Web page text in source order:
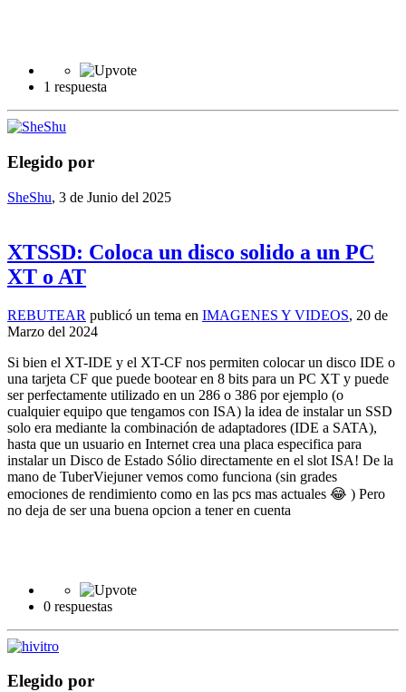
1 respuesta
Elegido por
SheShu, 3 de Junio del 2025
XTSSD: Coloca un disco solido a un PC
XT o AT
REBUTEAR publicó un tema en IMAGENES Y VIDEOS, 20 de
Marzo del 2024
Si bien el XT-IDE y el XT-CF nos permiten colocar un disco IDE o
una tarjeta CF que puede bootear en 8 bits para un PC XT y puede
ser perfectamente utilizado en un 286 o 386 por ejemplo (o
cualquier equipo que tengamos con ISA) la idea de instalar un SSD
solo era mediante la combinación de adaptadores (IDE a SATA),
hasta que un usuario en Internet crea una placa especifica para
instalar un Disco de Estado Sólio directamente en el slot ISA! De la
mano de TuberViejuner vemos como funciona (sin grades
emociones de rendimiento como en las pcs mas actuales 😂 ) Pero
no deja de ser una buena opcion a tener en cuenta
0 respuestas
Elegido por